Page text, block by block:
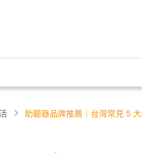
助聽器品牌推薦｜台灣常見 5